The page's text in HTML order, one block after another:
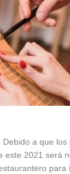
Debido a que
este 2021 será
para